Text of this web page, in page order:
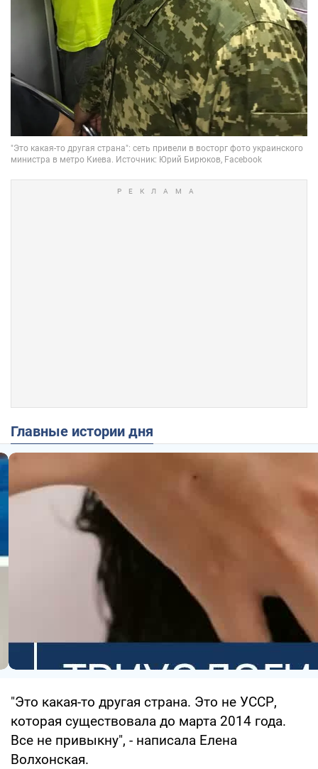
Главные истории дня
"Это какая-то другая страна. Это не УССР,
которая существовала до марта 2014 года.
Все не привыкну", - написала Елена
Волхонская.